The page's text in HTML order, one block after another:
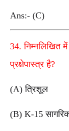
Ans:- (C)
34. निम्नलिखित
प्रक्षेपास्त्र है?
(A) त्रिशूल
(B) K-15